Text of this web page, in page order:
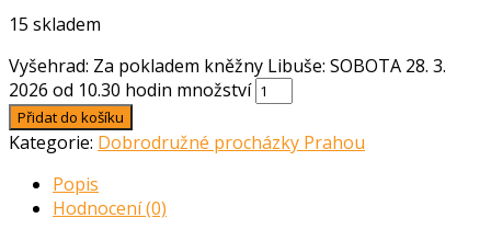
15 skladem
Vyšehrad: Za pokladem kněžny Libuše: SOBOTA 28. 3.
2026 od 10.30 hodin množství
Přidat do košíku
Kategorie: Dobrodružné procházky Prahou
Popis
Hodnocení (0)